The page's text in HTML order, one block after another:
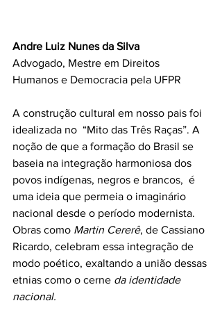
Andre Luiz Nunes da Silva
Advogado, Mestre em Direitos
Humanos e Democracia pela UFPR
A construção cultural em nosso pais foi
idealizada no  “Mito das Três Raças”. A
noção de que a formação do Brasil se
baseia na integração harmoniosa dos
povos indígenas, negros e brancos,  é
uma ideia que permeia o imaginário
nacional desde o período modernista.
Obras como Martin Cererê, de Cassiano
Ricardo, celebram essa integração de
modo poético, exaltando a união dessas
etnias como o cerne da identidade
nacional.